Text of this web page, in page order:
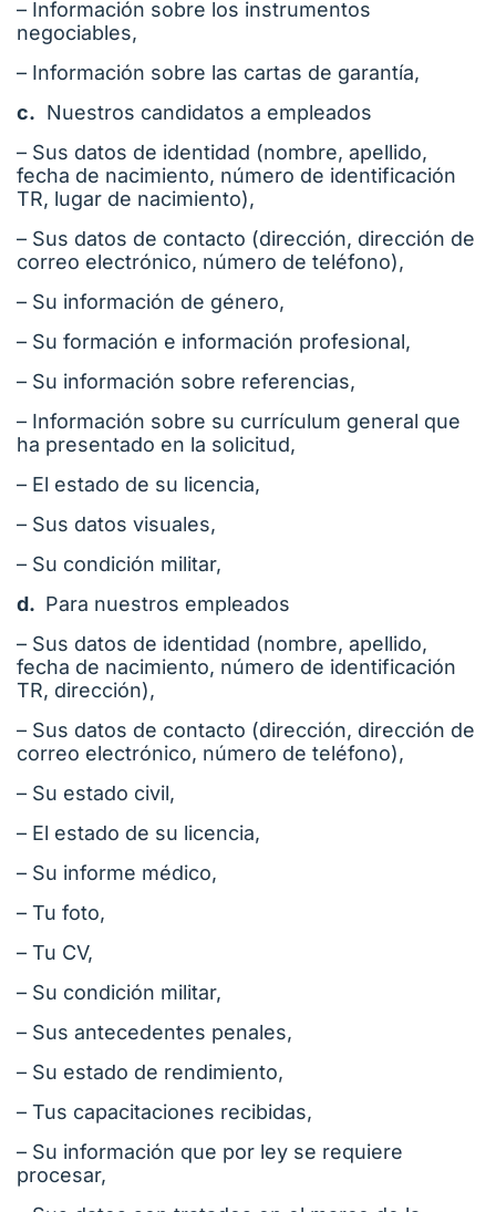
– Información sobre los instrumentos
negociables,
– Información sobre las cartas de garantía,
c. Nuestros candidatos a empleados
– Sus datos de identidad (nombre, apellido,
fecha de nacimiento, número de identificación
TR, lugar de nacimiento),
– Sus datos de contacto (dirección, dirección de
correo electrónico, número de teléfono),
– Su información de género,
– Su formación e información profesional,
– Su información sobre referencias,
– Información sobre su currículum general que
ha presentado en la solicitud,
– El estado de su licencia,
– Sus datos visuales,
– Su condición militar,
d. Para nuestros empleados
– Sus datos de identidad (nombre, apellido,
fecha de nacimiento, número de identificación
TR, dirección),
– Sus datos de contacto (dirección, dirección de
correo electrónico, número de teléfono),
– Su estado civil,
– El estado de su licencia,
– Su informe médico,
– Tu foto,
– Tu CV,
– Su condición militar,
– Sus antecedentes penales,
– Su estado de rendimiento,
– Tus capacitaciones recibidas,
– Su información que por ley se requiere
procesar,